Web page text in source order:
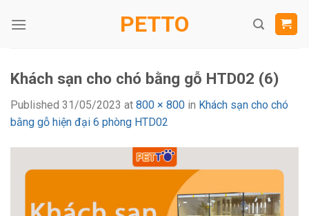
PETTO
Khách sạn cho chó bằng gỗ HTD02 (6)
Published 31/05/2023 at 800 × 800 in Khách sạn cho chó
bằng gỗ hiện đại 6 phòng HTD02